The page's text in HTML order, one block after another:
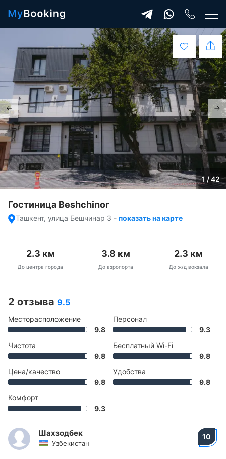
1 / 42
Гостиница Beshchinor
Ташкент, улица Бешчинар 3 - показать на карте
2.3 км
До центра города
3.8 км
До аэропорта
2.3 км
До ж/д вокзала
2 отзыва 9.5
Месторасположение
9.8
Чистота
9.8
Цена/качество
9.8
Комфорт
9.3
Персонал
9.3
Бесплатный Wi-Fi
9.8
Удобства
9.8
Шахзодбек
Узбекистан
10